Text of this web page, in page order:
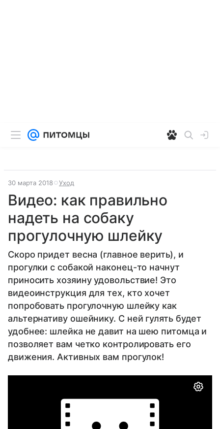
30 марта 2018 Уход
Видео: как правильно
надеть на собаку
прогулочную шлейку
Скоро придет весна (главное верить), и
прогулки с собакой наконец-то начнут
приносить хозяину удовольствие! Это
видеоинструкция для тех, кто хочет
попробовать прогулочную шлейку как
альтернативу ошейнику. С ней гулять будет
удобнее: шлейка не давит на шею питомца и
позволяет вам четко контролировать его
движения. Активных вам прогулок!